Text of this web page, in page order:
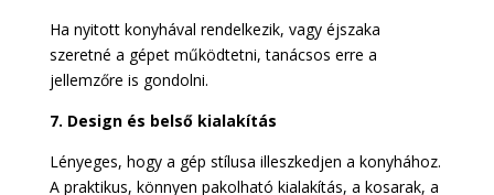
Ha nyitott konyhával rendelkezik, vagy éjszaka
szeretné a gépet működtetni, tanácsos erre a
jellemzőre is gondolni.
7. Design és belső kialakítás
Lényeges, hogy a gép stílusa illeszkedjen a konyhához.
A praktikus, könnyen pakolható kialakítás, a kosarak, a